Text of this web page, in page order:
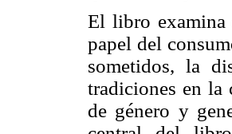
El libro examina
papel del
sometidos, la
tradiciones en la
de género y